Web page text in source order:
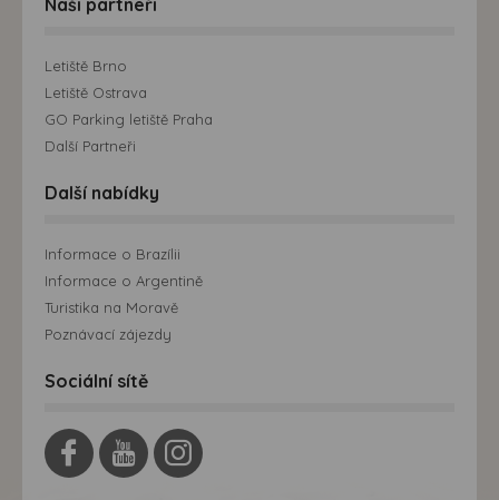
Naši partneři
Letiště Brno
Letiště Ostrava
GO Parking letiště Praha
Další Partneři
Další nabídky
Informace o Brazílii
Informace o Argentině
Turistika na Moravě
Poznávací zájezdy
Sociální sítě